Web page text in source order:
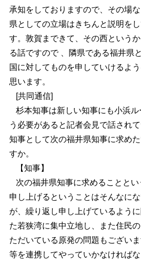
承知をしておりますので、その場
県としての立場はきちんと説明を
す。敦賀まできて、その西という
る話ですので 、隣県である福井県
国に対してものを申していけるよ
思います。
[共同通信]
杉本知事は新しい知事にも小浜
う必要があると記者会見で話され
知事として次の福井県知事に求め
すか。
【知事】
次の福井県知事に求めることと
申し上げるということはそんなに
が、繰り返し申し上げているよう
た若狭湾に集中立地し、また住民
ただいている原発の問題もござい
等を連携してやっていかなければ